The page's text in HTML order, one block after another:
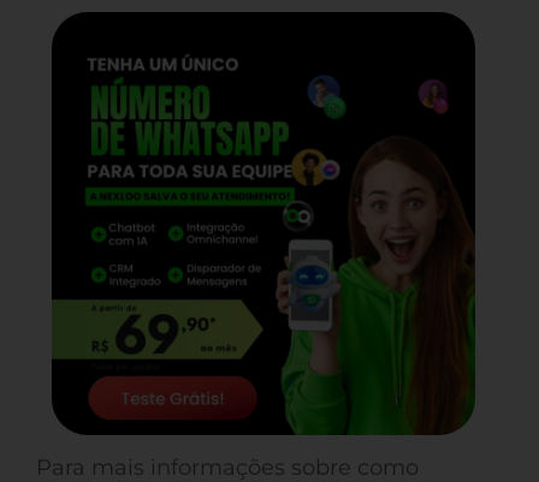
Para mais informações sobre como